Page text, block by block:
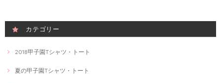
カテゴリー
2018甲子園Tシャツ・トート
夏の甲子園Tシャツ・トート